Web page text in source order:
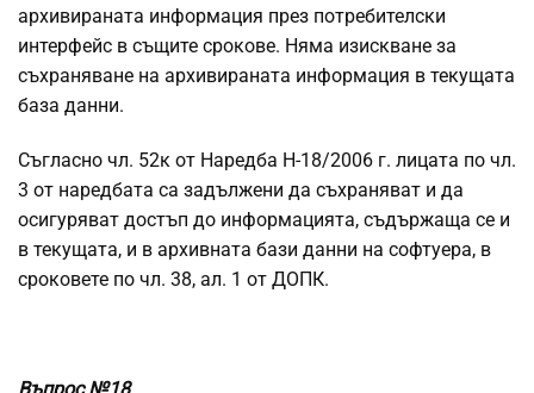
архивираната информация през потребителски
интерфейс в същите срокове. Няма изискване за
съхраняване на архивираната информация в текущата
база данни.
Съгласно чл. 52к от Наредба Н-18/2006 г. лицата по чл.
3 от наредбата са задължени да съхраняват и да
осигуряват достъп до информацията, съдържаща се и
в текущата, и в архивната бази данни на софтуера, в
сроковете по чл. 38, ал. 1 от ДОПК.